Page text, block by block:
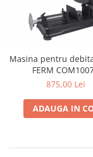
Masini electrice de
Motoburghiu
Topoare
Compostoare
Masina pentru
FERM
875,00 Lei
ADAUGA IN